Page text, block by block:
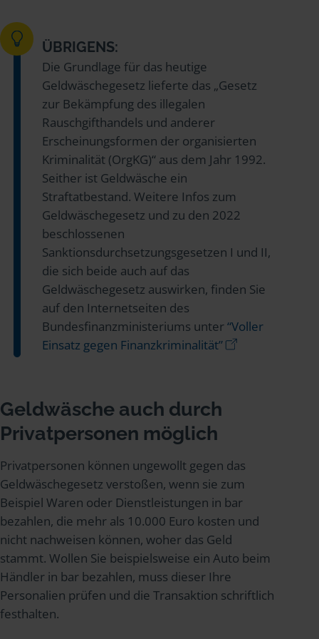
ÜBRIGENS:
Die Grundlage für das heutige
Geldwäschegesetz lieferte das „Gesetz
zur Bekämpfung des illegalen
Rauschgifthandels und anderer
Erscheinungsformen der organisierten
Kriminalität (OrgKG)“ aus dem Jahr 1992.
Seither ist Geldwäsche ein
Straftatbestand. Weitere Infos zum
Geldwäschegesetz und zu den 2022
beschlossenen
Sanktionsdurchsetzungsgesetzen I und II,
die sich beide auch auf das
Geldwäschegesetz auswirken, finden Sie
auf den Internetseiten des
Bundesfinanzministeriums unter“Voller
Einsatz gegen Finanzkriminalität”
Geldwäsche auch durch
Privatpersonen möglich
Privatpersonen können ungewollt gegen das
Geldwäschegesetz verstoßen, wenn sie zum
Beispiel Waren oder Dienstleistungen in bar
bezahlen, die mehr als 10.000 Euro kosten und
nicht nachweisen können, woher das Geld
stammt. Wollen Sie beispielsweise ein Auto beim
Händler in bar bezahlen, muss dieser Ihre
Personalien prüfen und die Transaktion schriftlich
festhalten.